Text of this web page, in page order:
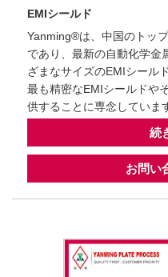
EMIシールド
Yanming®は、中国のトッ
であり、最新の自動化学金
ざまなサイズのEMIシール
最も精密なEMIシールドや
供することに専念していま
続
お問い